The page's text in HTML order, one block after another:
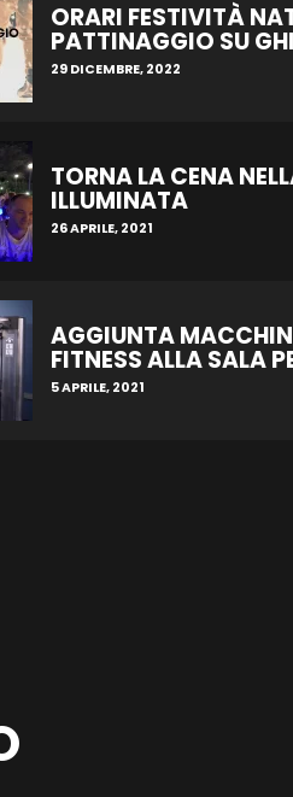
ORARI FESTIVITÀ
PATTINAGGIO SU
29 DICEMBRE, 2022
TORNA LA CENA
ILLUMINATA
26 APRILE, 2021
AGGIUNTA
FITNESS ALLA SALA
5 APRILE, 2021